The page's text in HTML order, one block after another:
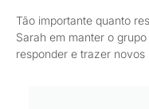
Tão importante quanto
Sarah em manter o
responder e trazer novos